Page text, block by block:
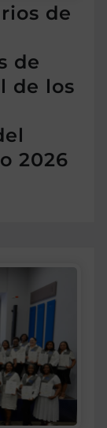
de
de
de los
2026